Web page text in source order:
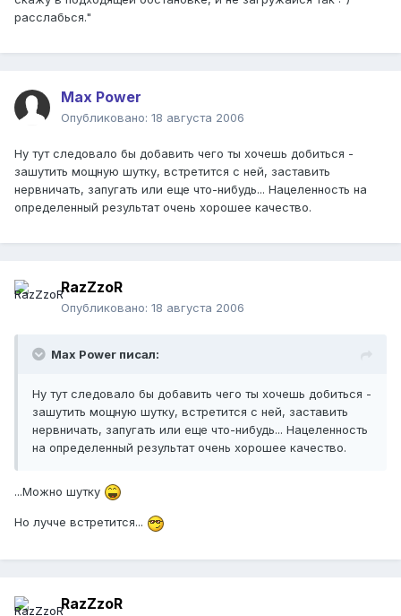
расслабься."
Max Power
Опубликовано: 18 августа 2006
Ну тут следовало бы добавить чего ты хочешь добиться -
зашутить мощную шутку, встретится с ней, заставить
нервничать, запугать или еще что-нибудь... Нацеленность на
определенный результат очень хорошее качество.
RazZzoR
Опубликовано: 18 августа 2006
Max Power писал:
Ну тут следовало бы добавить чего ты хочешь добиться -
зашутить мощную шутку, встретится с ней, заставить
нервничать, запугать или еще что-нибудь... Нацеленность
на определенный результат очень хорошее качество.
...Можно шутку
Но лучче встретится...
RazZzoR